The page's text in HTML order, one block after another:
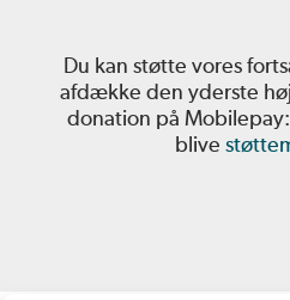
Du kan støtte vores
afdække den yderste
donation på
blive